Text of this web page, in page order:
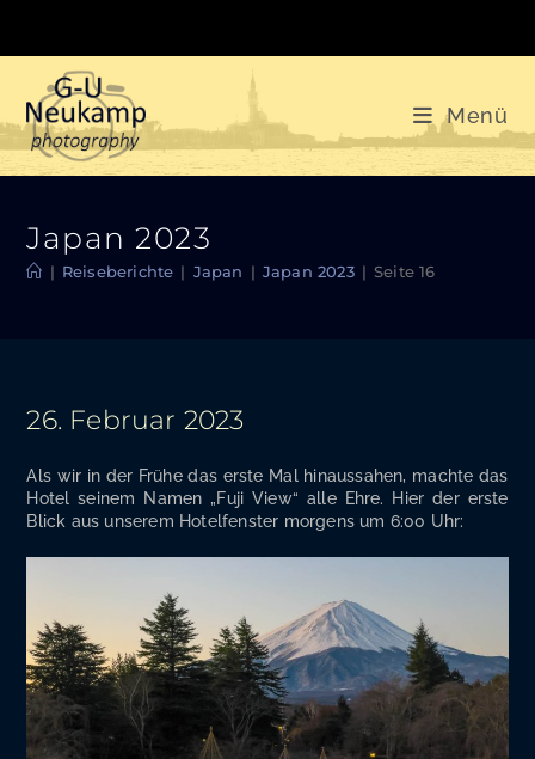
springen
Menü
Japan 2023
| Reiseberichte | Japan | Japan 2023 | Seite 16
26. Februar 2023
Als wir in der Frü­he das ers­te Mal hin­aus­sa­hen, mach­te das
Hotel sei­nem Namen „Fuji View“ alle Ehre. Hier der ers­te
Blick aus unse­rem Hotel­fens­ter mor­gens um 6:00 Uhr: